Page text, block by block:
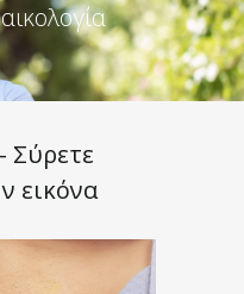
Σύρετε
εικόνα